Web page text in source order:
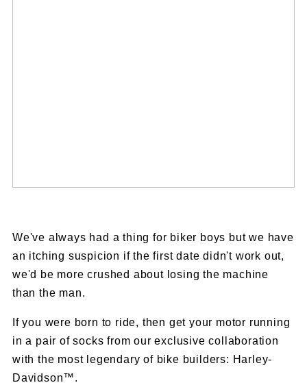
We've always had a thing for biker boys but we have
an itching suspicion if the first date didn't work out,
we'd be more crushed about losing the machine
than the man.
If you were born to ride, then get your motor running
in a pair of socks from our exclusive collaboration
with the most legendary of bike builders: Harley-
Davidson™.